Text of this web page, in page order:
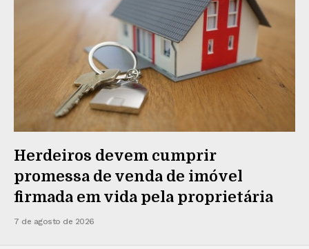
Herdeiros devem cumprir
promessa de venda de imóvel
firmada em vida pela proprietária
7 de agosto de 2026